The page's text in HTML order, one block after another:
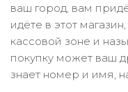
ваш город, вам
идёте в этот
кассовой зоне и
покупку может ваш
знает номер и имя,